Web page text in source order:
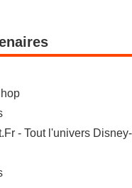
- Tout l'univers